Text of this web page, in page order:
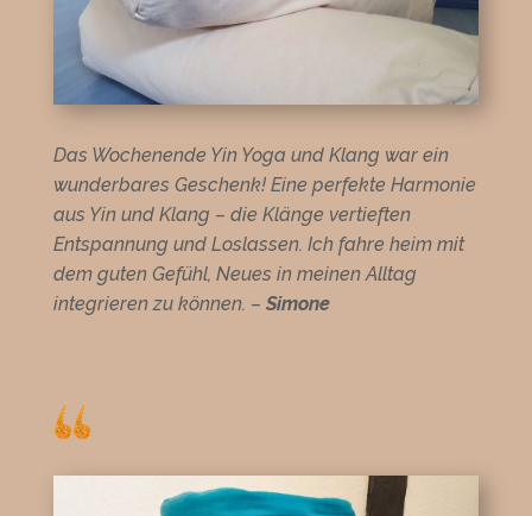
Das Wochenende Yin Yoga und Klang war ein
wunderbares Geschenk! Eine perfekte Harmonie
aus Yin und Klang – die Klänge vertieften
Entspannung und Loslassen. Ich fahre heim mit
dem guten Gefühl, Neues in meinen Alltag
integrieren zu können. – Simone